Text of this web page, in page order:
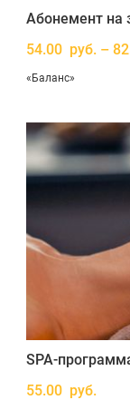
Абонемент на
54.00 руб. –
«Баланс»
SPA-
55.00 руб.